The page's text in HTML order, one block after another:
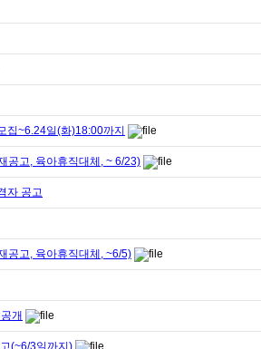
집~6.24일(화)18:00까지
공고, 육아휴직대체, ~ 6/23)
자 공고
공고, 육아휴직대체, ~6/5)
개
(~6/3일까지)